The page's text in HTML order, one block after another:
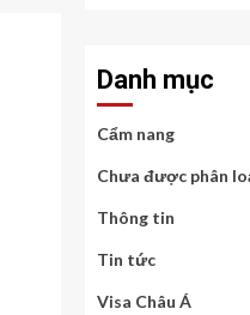
Danh mục
Cẩm nang
Chưa được phân
Thông tin
Tin tức
Visa Châu Á